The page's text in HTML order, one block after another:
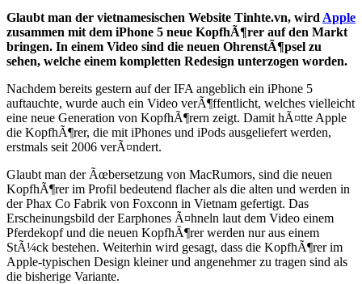
Glaubt man der vietnamesischen Website Tinhte.vn, wird Apple
zusammen mit dem iPhone 5 neue KopfhÃ¶rer auf den Markt
bringen. In einem Video sind die neuen OhrenstÃ¶psel zu
sehen, welche einem kompletten Redesign unterzogen worden.
Nachdem bereits gestern auf der IFA angeblich ein iPhone 5
auftauchte, wurde auch ein Video verÃ¶ffentlicht, welches vielleicht
eine neue Generation von KopfhÃ¶rern zeigt. Damit hÃ¤tte Apple
die KopfhÃ¶rer, die mit iPhones und iPods ausgeliefert werden,
erstmals seit 2006 verÃ¤ndert.
Glaubt man der Ãœbersetzung von MacRumors, sind die neuen
KopfhÃ¶rer im Profil bedeutend flacher als die alten und werden in
der Phax Co Fabrik von Foxconn in Vietnam gefertigt. Das
Erscheinungsbild der Earphones Ã¤hneln laut dem Video einem
Pferdekopf und die neuen KopfhÃ¶rer werden nur aus einem
StÃ¼ck bestehen. Weiterhin wird gesagt, dass die KopfhÃ¶rer im
Apple-typischen Design kleiner und angenehmer zu tragen sind als
die bisherige Variante.